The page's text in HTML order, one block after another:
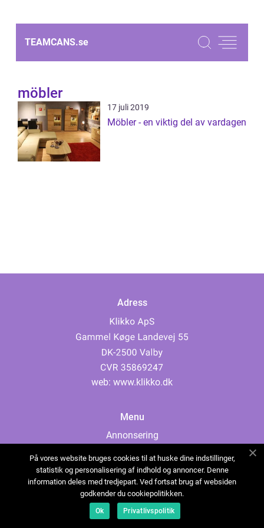
TEAMCANS.se
möbler
17 juli 2019
Möbler - en viktig del av vardagen
Adress
web: www.klikko.dk
Menu
Annonsering
Cookies
Kontakta oss
Sitemap
På vores website bruges cookies til at huske dine indstillinger,
statistik og personalisering af indhold og annoncer. Denne
information deles med tredjepart. Ved fortsat brug af websiden
godkender du cookiepolitikken.
Ok Privatlivspolitik